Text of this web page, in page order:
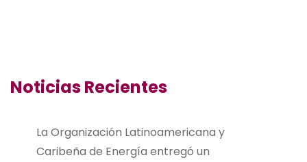
Noticias Recientes
La Organización Latinoamericana y
Caribeña de Energía entregó un